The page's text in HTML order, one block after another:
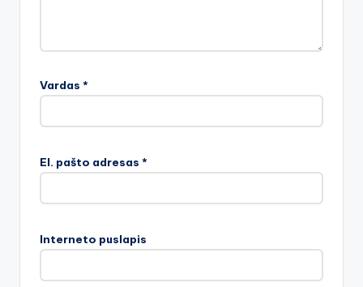
Vardas *
El. pašto adresas *
Interneto puslapis